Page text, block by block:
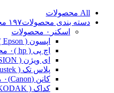
All محصولات
دسته بندی محصولات۱۹۷ محصول
اسکنر ۰ محصولات
اپسون ( Epson )
اچ پی ( hp )
۰ محصولات
ای ویژن ( AVISION )
پلاس تک ( plustek )
کانن (Canon)
۰ محصولات
کداک ( KODAK )